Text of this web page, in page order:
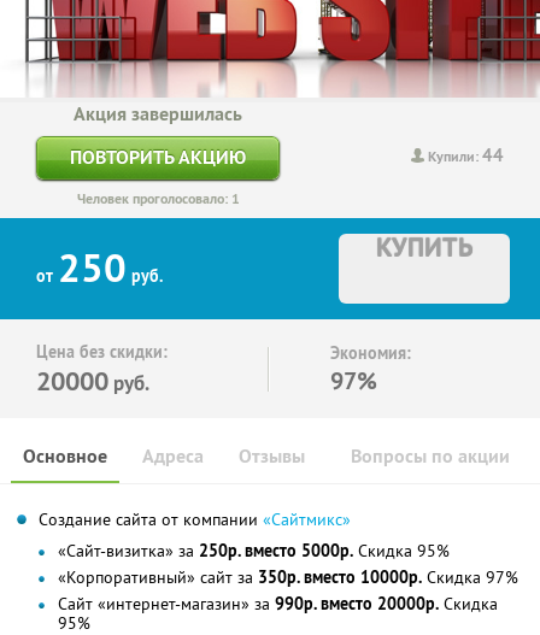
Купили:44
Акция завершилась
ПОВТОРИТЬ АКЦИЮ
Человек проголосовало: 1
от 250 руб.
КУПИТЬ
Цена без скидки:
20000 руб.
Экономия:
97%
Основное Отзывы Вопросы по акции
Адреса
Создание сайта от компании «Сайтмикс»
«Сайт-визитка» за 250р. вместо 5000р. Скидка 95%
«Корпоративный» сайт за 350р. вместо 10000р. Скидка 97%
Сайт «интернет-магазин» за 990р. вместо 20000р. Скидка
95%